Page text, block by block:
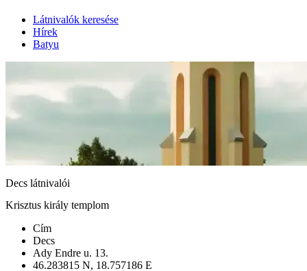
Látnivalók keresése
Hírek
Batyu
Decs látnivalói
Krisztus király templom
Cím
Decs
Ady Endre u. 13.
46.283815 N, 18.757186 E